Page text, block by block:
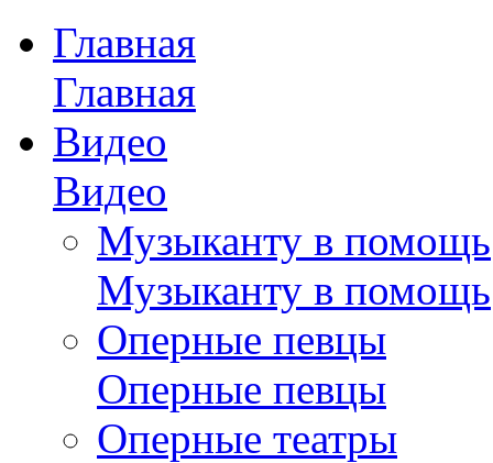
Главная
Главная
Видео
Видео
Музыканту в помощь
Музыканту в помощь
Оперные певцы
Оперные певцы
Оперные театры